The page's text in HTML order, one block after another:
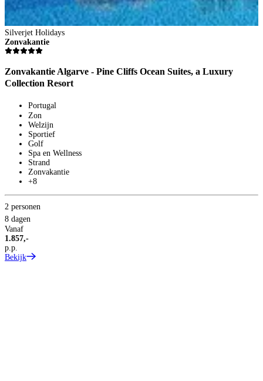
Silverjet Holidays
Zonvakantie
Zonvakantie Algarve - Pine Cliffs Ocean Suites, a Luxury
Collection Resort
Portugal
Zon
Welzijn
Sportief
Golf
Spa en Wellness
Strand
Zonvakantie
+8
2 personen
8 dagen
Vanaf
1.857,-
p.p.
Bekijk